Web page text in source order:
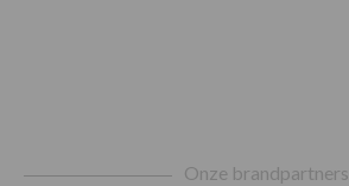
Onze brandpartners